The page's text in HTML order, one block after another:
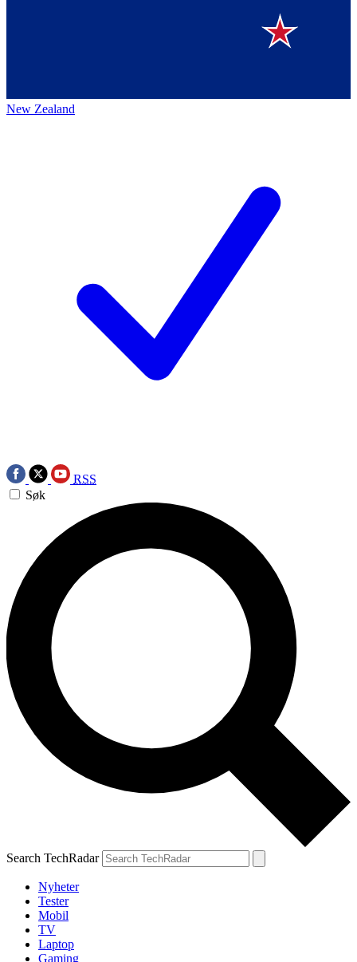
New Zealand
RSS
Søk
Search TechRadar
Nyheter
Tester
Mobil
TV
Laptop
Gaming